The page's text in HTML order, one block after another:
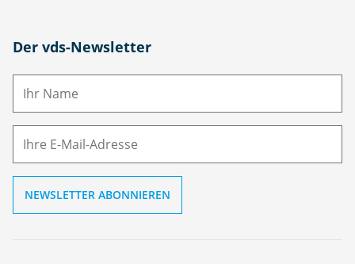
Der vds-Newsletter
N
M